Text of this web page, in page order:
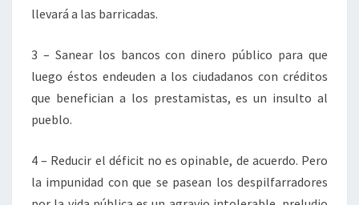
llevará a las barricadas.
3 – Sanear los bancos con dinero público para que
luego éstos endeuden a los ciudadanos con créditos
que benefician a los prestamistas, es un insulto al
pueblo.
4 – Reducir el déficit no es opinable, de acuerdo. Pero
la impunidad con que se pasean los despilfarradores